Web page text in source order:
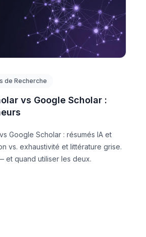
de Recherche
vs Google Scholar :
Google Scholar : résumés IA et
vs. exhaustivité et littérature grise.
et quand utiliser les deux.